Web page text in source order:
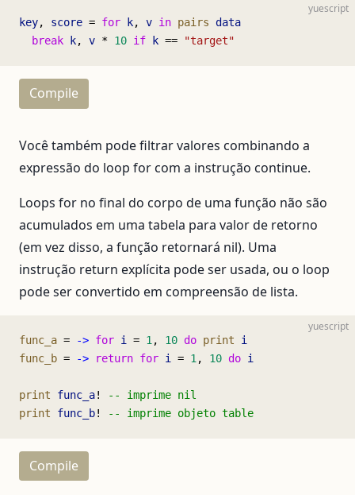
yuescript
key, score = for k, v in pairs data
  break
k, v * 10 if k == "target"
Compile
Você também pode filtrar valores combinando a
expressão do loop for com a instrução continue.
Loops for no final do corpo de uma função não são
acumulados em uma tabela para valor de retorno
(em vez disso, a função retornará nil). Uma
instrução return explícita pode ser usada, ou o loop
pode ser convertido em compreensão de lista.
yuescript
func_a = -> for i = 1 , 10 do print i
func_b = -> return for i = 1 , 10 do i
print func_a!
-- imprime nil
print func_b! -- imprime objeto table
Compile